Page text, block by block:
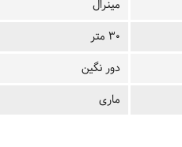
مینرال
30 متر
دور نگین
ماری